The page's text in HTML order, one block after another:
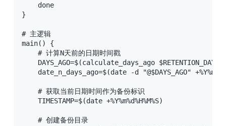
    done
}
# 主逻辑
main() {
    # 计算N天前的日期时间戳
    DAYS_AGO=$(calculate_days_ago $RETENTION_DAYS)
date_n_days_ago=$(date -d "@$DAYS_AGO"
    # 获取当前日期时间作为备份标识
    TIMESTAMP=$(date +%Y%m%d%H%M%S)
    # 创建备份目录